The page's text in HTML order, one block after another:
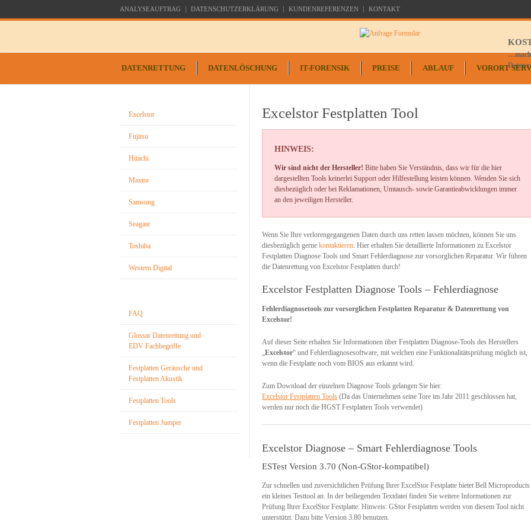
ANALYSEAUFTRAG DATENSCHUTZERKLÄRUNG KUNDENREFERENZEN KONTAKT
DATENRETTUNG DATENLÖSCHUNG IT-FORENSIK PREISE ABLAUF VORORT
Excelstor Festplatten Tool
HINWEIS:
Wir sind nicht der Hersteller! Bitte haben Sie Verständnis, dass wir für die hier
dargestellten Tools keinerlei Support oder Hilfestellung leisten können. Wenden Sie sich
diesbezüglich oder bei Reklamationen, Umtausch- sowie Garantieabwicklungen immer
an den jeweiligen Hersteller.
Wenn Sie Ihre verlorengegangenen Daten durch uns retten lassen möchten, können Sie uns
diesbezüglich gerne kontaktieren. Hier erhalten Sie detaillierte Informationen zu Excelstor
Festplatten Diagnose Tools und Smart Fehlerdiagnose zur vorsorglichen Reparatur. Wir führen
die Datenrettung von Excelstor Festplatten durch!
Excelstor Festplatten Diagnose Tools – Fehlerdiagnose
Fehlerdiagnosetools zur vorsorglichen Festplatten Reparatur & Datenrettung von
Excelstor!
Auf dieser Seite erhalten Sie Informationen über Festplatten Diagnose-Tools des Herstellers
„Excelstor“ und Fehlerdiagnosesoftware, mit welchen eine Funktionalitätsprüfung möglich ist,
wenn die Festplatte noch vom BIOS aus erkannt wird.
Zum Download der einzelnen Diagnose Tools gelangen Sie hier:
Excelstor Festplatten Tools (Da das Unternehmen seine Tore im Jahr 2011 geschlossen hat,
werden nur noch die HGST Festplatten Tools verwendet)
Excelstor Diagnose – Smart Fehlerdiagnose Tools
ESTest Version 3.70 (Non-GStor-kompatibel)
Zur schnellen und zuversichtlichen Prüfung Ihrer ExcelStor Festplatte bietet Bell Microproducts
ein kleines Testtool an. In der beiliegenden Textdatei finden Sie weitere Informationen zur
Prüfung Ihrer ExcelStor Festplatte. Hinweis: GStor Festplatten werden von diesem Tool nicht
unterstützt. Dazu bitte Version 3.80 benutzen.
Excelstor
Fujitsu
Hitachi
Maxtor
Samsung
Seagate
Toshiba
Western Digital
FAQ
Glossar Datenrettung und
EDV Fachbegriffe
Festplatten Geräusche und
Festplatten Akustik
Festplatten Tools
Festplatten Jumper